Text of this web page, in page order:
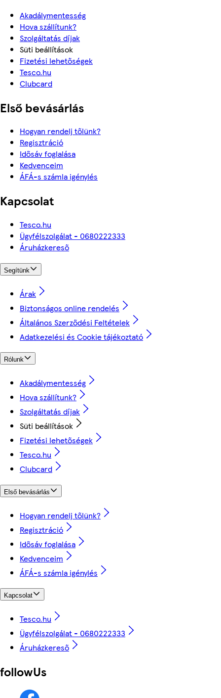
Akadálymentesség
Hova szállítunk?
Szolgáltatás díjak
Süti beállítások
Fizetési lehetőségek
Tesco.hu
Clubcard
Első bevásárlás
Hogyan rendelj tőlünk?
Regisztráció
Idősáv foglalása
Kedvenceim
ÁFÁ-s számla igénylés
Kapcsolat
Tesco.hu
Ügyfélszolgálat - 0680222333
Áruházkereső
Segítünk
Árak
Biztonságos online rendelés
Általános Szerződési Feltételek
Adatkezelési és Cookie tájékoztató
Rólunk
Akadálymentesség
Hova szállítunk?
Szolgáltatás díjak
Süti beállítások
Fizetési lehetőségek
Tesco.hu
Clubcard
Első bevásárlás
Hogyan rendelj tőlünk?
Regisztráció
Idősáv foglalása
Kedvenceim
ÁFÁ-s számla igénylés
Kapcsolat
Tesco.hu
Ügyfélszolgálat - 0680222333
Áruházkereső
followUs